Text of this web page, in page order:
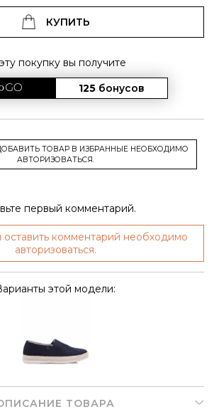
КУПИТЬ
покупку вы получите
125 бонусов
ТОВАР В ИЗБРАННЫЕ НЕОБХОДИМО
АВТОРИЗОВАТЬСЯ.
первый комментарий.
оставить комментарий необходимо
авторизоваться.
этой модели:
ТОВАРА